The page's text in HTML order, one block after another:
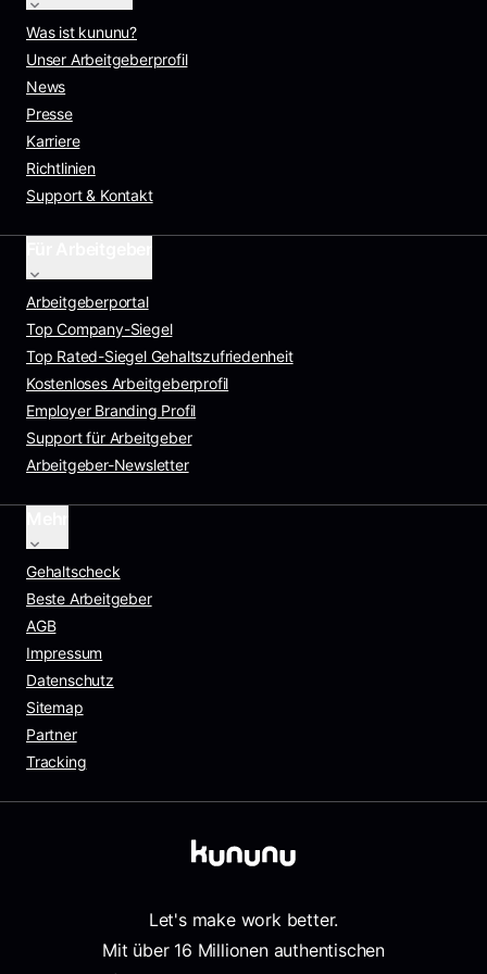
Was ist kununu?
Unser Arbeitgeberprofil
News
Presse
Karriere
Richtlinien
Support & Kontakt
Arbeitgeberportal
Top Company-Siegel
Top Rated-Siegel Gehaltszufriedenheit
Kostenloses Arbeitgeberprofil
Employer Branding Profil
Support für Arbeitgeber
Arbeitgeber-Newsletter
Gehaltscheck
Beste Arbeitgeber
AGB
Impressum
Datenschutz
Sitemap
Partner
Tracking
Let's make work better.
Mit über 16 Millionen authentischen